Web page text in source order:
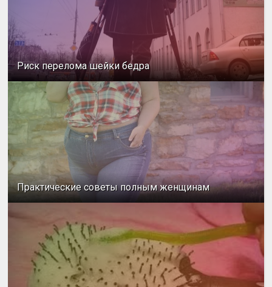
Риск перелома шейки бедра
Практические советы полным женщинам